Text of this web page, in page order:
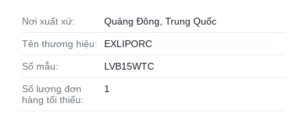
Nơi xuất xứ: Quảng Đông, Trung Quốc
Tên thương hiệu: EXLIPORC
Số mẫu: LVB15WTC
Số lượng đơn
hàng tối thiểu:
1